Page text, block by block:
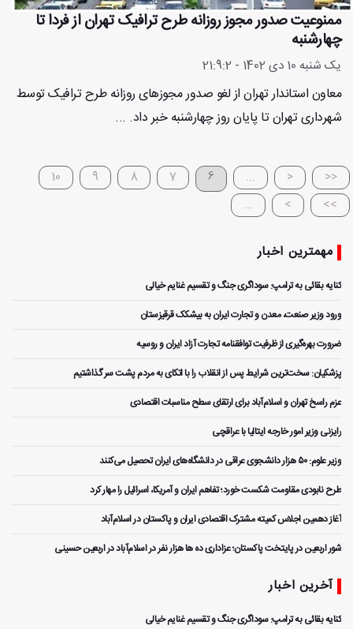
ممنوعیت صدور مجوز روزانه طرح ترافیک تهران از فردا تا
چهارشنبه
یک شنبه 10 دی 1402 - 21:9:2
معاون استاندار تهران از لغو صدور مجوزهای روزانه طرح ترافیک توسط
شهرداری تهران تا پایان روز چهارشنبه خبر داد. ...
<<
<
...
6
7
8
9
10
...
> >>
مهمترین اخبار
کنایه بقائی به ترامپ: سوداگری جنگ و تقسیم غنایم خیالی
ورود وزیر صنعت، معدن و تجارت ایران به بیشکک قرقیزستان
ضرورت بهره‌گیری از ظرفیت توافقنامه تجارت آزاد ایران و روسیه
پزشکیان: سخت‌ترین شرایط پس از انقلاب را با اتکای به مردم پشت سر گذاشتیم
عزم راسخ تهران و اسلام‌آباد برای ارتقای سطح مناسبات اقتصادی
رایزنی وزیر امور خارجه ایتالیا با عراقچی
وزیر علوم: ۵۰ هزار دانشجوی عراقی در دانشگاه‌های ایران تحصیل می‌کنند
طرح نابودی مقاومت شکست خورد؛ تفاهم ایران و آمریکا، اسرائیل را مهار کرد
آغاز دهمین اجلاس کمیته مشترک اقتصادی ایران و پاکستان در اسلام‌آباد
شور اربعین در پایتخت پاکستان؛ عزاداری ده ها هزار نفر در اسلام‌آباد در اربعین حسینی
آخرین اخبار
کنایه بقائی به ترامپ: سوداگری جنگ و تقسیم غنایم خیالی